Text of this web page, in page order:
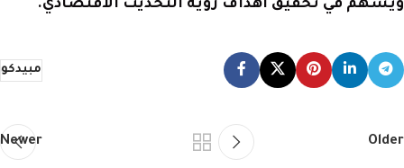
ويسهم في تحقيق أهداف رؤية التحديث الاقتصادي.
مبيدكو
Newer Older